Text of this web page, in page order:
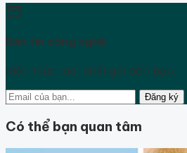
mark_email_read
Bản tin công nghệ
Kiến thức mới nhất gửi đến bạn.
Đăng ký
Có thể bạn quan tâm